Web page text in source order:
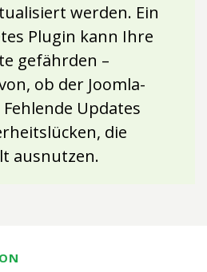
werden. Ein
Plugin kann Ihre
gefährden –
ob der Joomla-
Updates
die
ausnutzen.